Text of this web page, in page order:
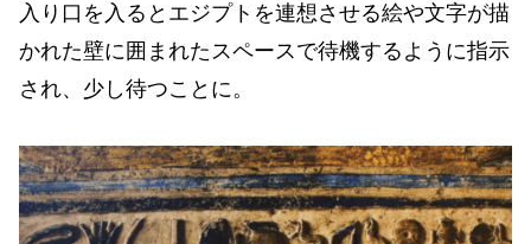
入り口を入るとエジプトを連想させる絵や文字が描
かれた壁に囲まれたスペースで待機するように指示
され、少し待つことに。